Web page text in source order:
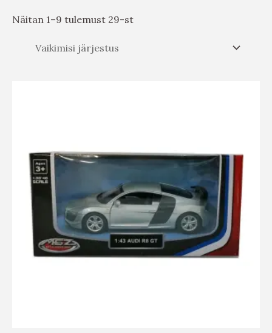
Näitan 1–9 tulemust 29-st